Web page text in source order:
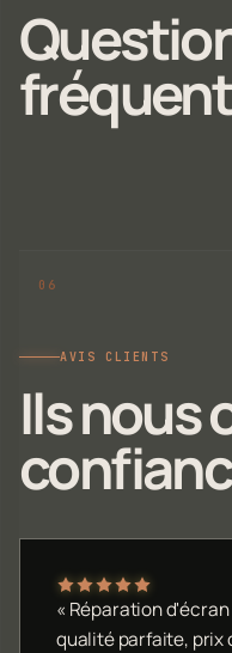
AVIS CLIENTS
Ils nous
« Réparation d'écran
qualité parfaite, prix